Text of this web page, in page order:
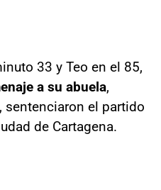
33 y Teo en el 85,
a su abuela,
el partido
de Cartagena.